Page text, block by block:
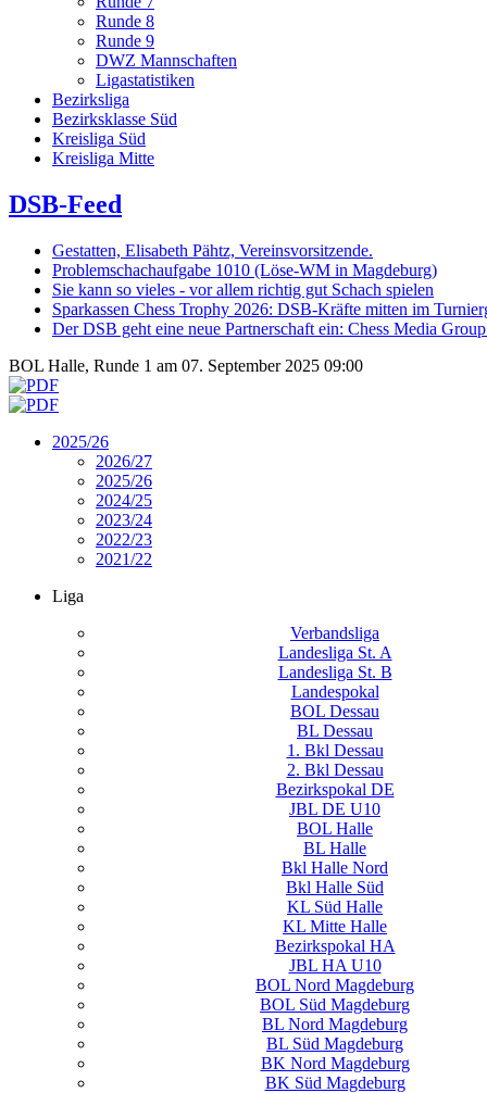
Runde 8
Runde 9
DWZ Mannschaften
Ligastatistiken
Bezirksliga
Bezirksklasse Süd
Kreisliga Süd
Kreisliga Mitte
DSB-Feed
Gestatten, Elisabeth Pähtz, Vereinsvorsitzende.
Problemschachaufgabe 1010 (Löse-WM in Magdeburg)
Sie kann so vieles - vor allem richtig gut Schach spielen
Sparkassen Chess Trophy 2026: DSB-Kräfte mitten im
Der DSB geht eine neue Partnerschaft ein: Chess Media
BOL Halle, Runde 1 am 07. September 2025 09:00
2025/26
2026/27
2025/26
2024/25
2023/24
2022/23
2021/22
Liga
Verbandsliga
Landesliga St. A
Landesliga St. B
Landespokal
BOL Dessau
BL Dessau
1. Bkl Dessau
2. Bkl Dessau
Bezirkspokal DE
JBL DE U10
BOL Halle
BL Halle
Bkl Halle Nord
Bkl Halle Süd
KL Süd Halle
KL Mitte Halle
Bezirkspokal HA
JBL HA U10
BOL Nord Magdeburg
BOL Süd Magdeburg
BL Nord Magdeburg
BL Süd Magdeburg
BK Nord Magdeburg
BK Süd Magdeburg